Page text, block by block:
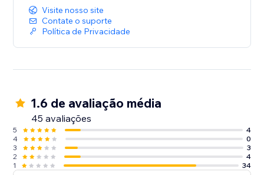
Visite nosso site
Contate o suporte
Política de Privacidade
1.6 de avaliação média
45 avaliações
5
4
4
0
3
3
2
4
1
34